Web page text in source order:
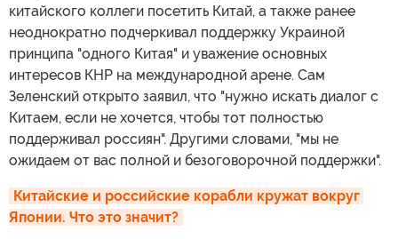
китайского коллеги посетить Китай, а также ранее
неоднократно подчеркивал поддержку Украиной
принципа "одного Китая" и уважение основных
интересов КНР на международной арене. Сам
Зеленский открыто заявил, что "нужно искать диалог с
Китаем, если не хочется, чтобы тот полностью
поддерживал россиян". Другими словами, "мы не
ожидаем от вас полной и безоговорочной поддержки".
Китайские и российские корабли кружат вокруг
Японии. Что это значит?